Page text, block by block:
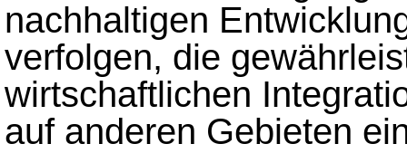
nachhaltigen
verfolgen, die
wirtschaftlichen
auf anderen Gebieten